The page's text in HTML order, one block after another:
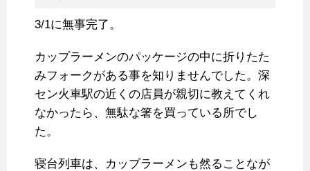
3/1に無事完了。
カップラーメンのパッケージの中に折りたた
みフォークがある事を知りませんでした。深
セン火車駅の近くの店員が親切に教えてくれ
なかったら、無駄な箸を買っている所でし
た。
寝台列車は、カップラーメンも然ることなが